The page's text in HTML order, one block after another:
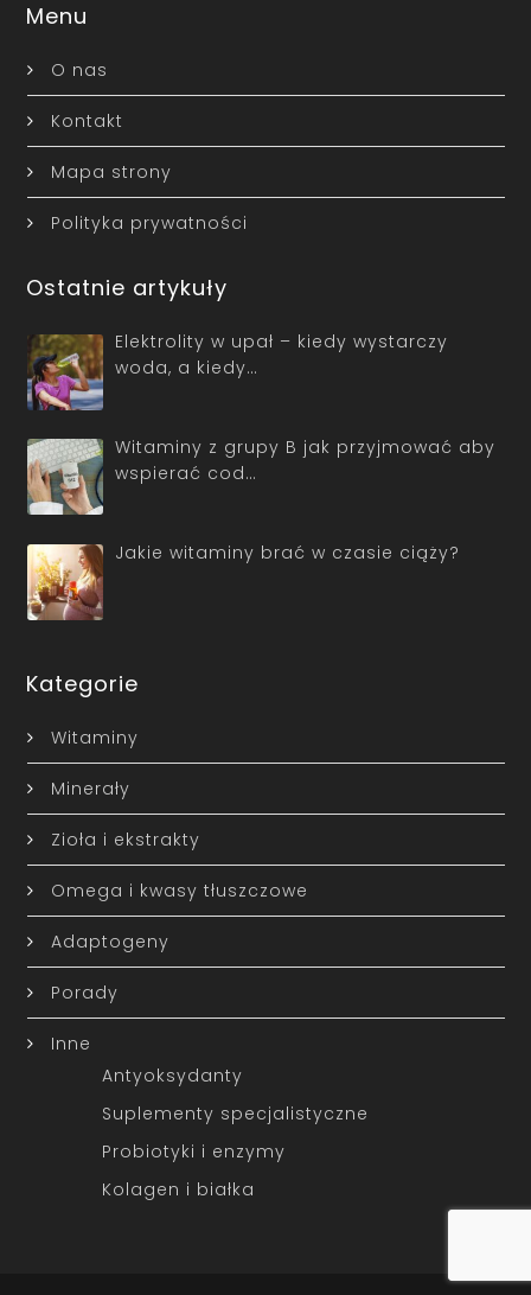
Menu
O nas
Kontakt
Mapa strony
Polityka prywatności
Ostatnie artykuły
Elektrolity w upał – kiedy wystarczy
woda, a kiedy…
Witaminy z grupy B jak przyjmować aby
wspierać cod…
Jakie witaminy brać w czasie ciąży?
Kategorie
Witaminy
Minerały
Zioła i ekstrakty
Omega i kwasy tłuszczowe
Adaptogeny
Porady
Inne
Antyoksydanty
Suplementy specjalistyczne
Probiotyki i enzymy
Kolagen i białka